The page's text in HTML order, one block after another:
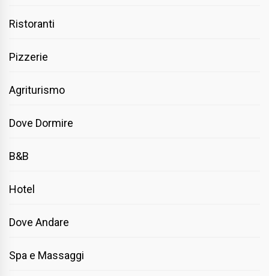
Ristoranti
Pizzerie
Agriturismo
Dove Dormire
B&B
Hotel
Dove Andare
Spa e Massaggi